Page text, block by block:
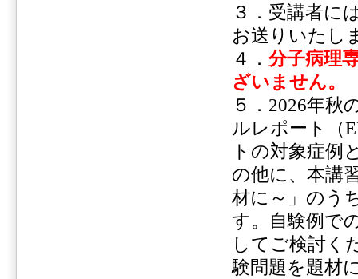
３．受講者に
お送りいたし
４． 分子病理
ざいません。
５．2026年秋
ルレポート（
トの対象症例
の他に、本講
材に～」のう
す。自験例で
してご検討く
験問題を題材